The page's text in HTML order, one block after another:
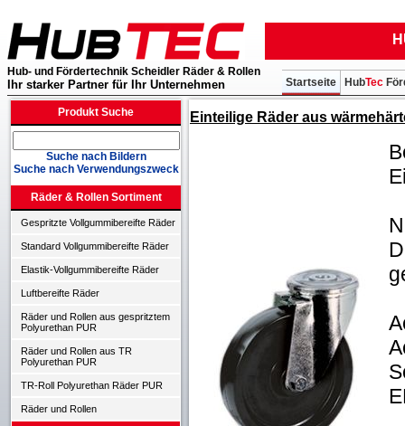
Hub- und Fördertechnik Scheidler Räder & Rollen
Ihr starker Partner für Ihr Unternehmen HubTec
Startseite
Produkt Suche
Suche nach Bildern
Suche nach Verwendungszweck
Räder & Rollen Sortiment
Gespritzte Vollgummibereifte Räder
Standard Vollgummibereifte Räder
Elastik-Vollgummibereifte Räder
Luftbereifte Räder
Räder und Rollen aus gespritztem
Polyurethan PUR
Räder und Rollen aus TR
Polyurethan PUR
TR-Roll Polyurethan Räder PUR
Räder und Rollen
Einteilige Räder aus